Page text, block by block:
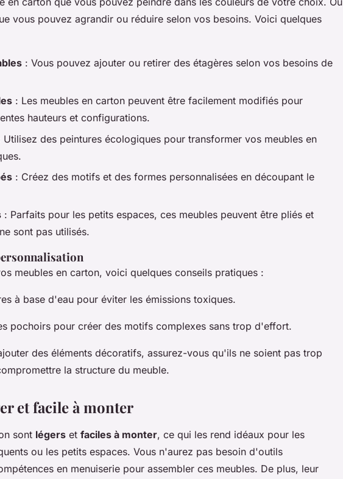
vous pouvez agrandir ou réduire selon vos besoins. Voici quelques
: Vous pouvez ajouter ou retirer des étagères selon vos besoins de
: Les meubles en carton peuvent être facilement modifiés pour
hauteurs et configurations.
Utilisez des peintures écologiques pour transformer vos meubles en
: Créez des motifs et des formes personnalisées en découpant le
: Parfaits pour les petits espaces, ces meubles peuvent être pliés et
sont pas utilisés.
meubles en carton, voici quelques conseils pratiques :
à base d'eau pour éviter les émissions toxiques.
pochoirs pour créer des motifs complexes sans trop d'effort.
des éléments décoratifs, assurez-vous qu'ils ne soient pas trop
la structure du meuble.
et facile à monter
sont légers et faciles à monter, ce qui les rend idéaux pour les
ou les petits espaces. Vous n'aurez pas besoin d'outils
en menuiserie pour assembler ces meubles. De plus, leur